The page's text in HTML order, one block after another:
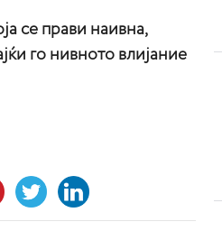
се прави наивна,
го нивното влијание